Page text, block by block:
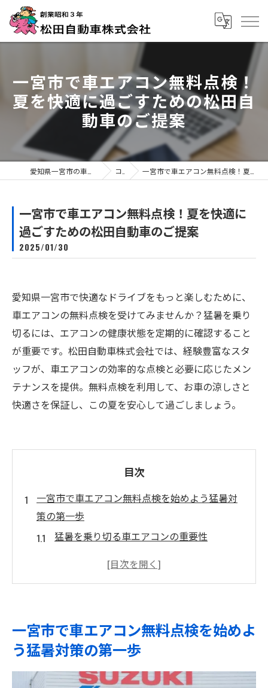
一宮市で車エアコン無料点検！
夏を快適に過ごすための松田自
動車のご提案
コラム 一宮市で車エアコン無料点検！夏を快適に過ごすための松田自動車のご提案
一宮市で車エアコン無料点検！夏を快適に
過ごすための松田自動車のご提案
2025/01/30
愛知県一宮市で快適なドライブをもっと楽しむために、
車エアコンの無料点検を受けてみませんか？猛暑を乗り
切るには、エアコンの健康状態を定期的に確認すること
が重要です。松田自動車株式会社では、経験豊富なスタ
ッフが、車エアコンの効率的な点検と必要に応じたメン
テナンスを提供。無料点検を利用して、お車の涼しさと
快適さを保証し、この夏を安心して過ごしましょう。
目次
一宮市で車エアコン無料点検を始めよう猛暑対
策の第一歩
猛暑を乗り切る車エアコンの重要性
無料点検で安心ドライブを実現
無料点検で快適性を向上させる方法
松田自動車の車エアコン点検で夏の快適ドライ
ブを実現
一宮市で車エアコン無料点検を始めよ
う猛暑対策の第一歩